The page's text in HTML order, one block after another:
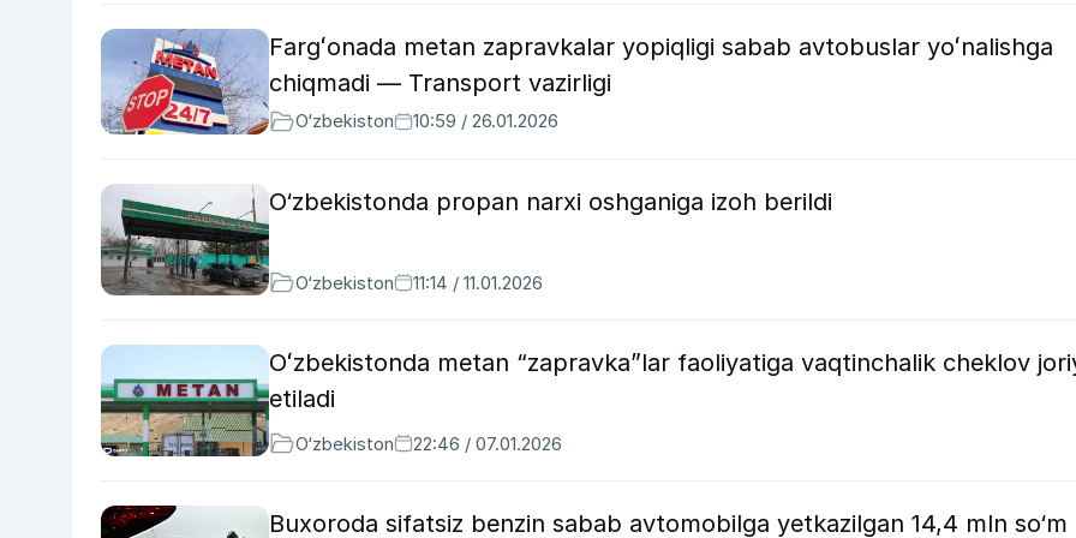
Fargʻonada metan zapravkalar yopiqligi sabab avtobuslar yoʻnalishga
chiqmadi — Transport vazirligi
O‘zbekiston 10:59 / 26.01.2026
O‘zbekistonda propan narxi oshganiga izoh berildi
O‘zbekiston 11:14 / 11.01.2026
Oʻzbekistonda metan “zapravka”lar faoliyatiga vaqtinchalik cheklov
etiladi
O‘zbekiston 22:46 / 07.01.2026
Buxoroda sifatsiz benzin sabab avtomobilga yetkazilgan 14,4 mln so‘m